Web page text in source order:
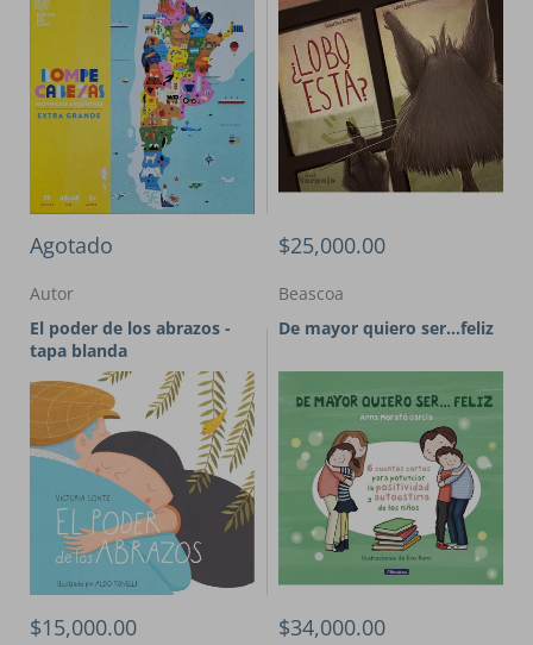
Agotado $25,000.00
Autor
El poder de los abrazos -
tapa blanda
$15,000.00
Beascoa
De mayor quiero ser...feliz
$34,000.00